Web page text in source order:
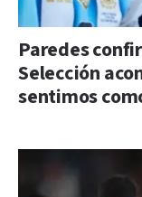
Paredes
Selección
sentimos